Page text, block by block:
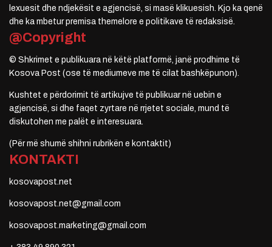
lexuesit dhe ndjekësit e agjencisë, si masë klikuesish. Kjo ka qenë
dhe ka mbetur premisa themelore e politikave të redaksisë.
@Copyright
© Shkrimet e publikuara në këtë platformë, janë prodhime të
Kosova Post (ose të mediumeve me të cilat bashkëpunon).
Kushtet e përdorimit të artikujve të publikuar në uebin e
agjencisë, si dhe faqet zyrtare në rrjetet sociale, mund të
diskutohen me palët e interesuara.
(Për më shumë shihni rubrikën e kontaktit)
KONTAKTI
kosovapost.net
kosovapost.net@gmail.com
kosovapost.marketing@gmail.com